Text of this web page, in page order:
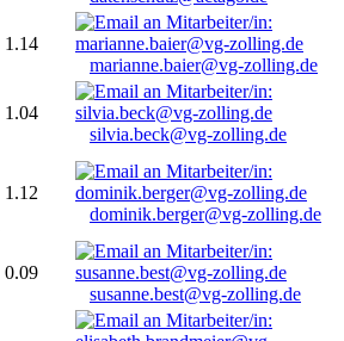
1.14
marianne.baier@vg-zolling.de
1.04
silvia.beck@vg-zolling.de
1.12
dominik.berger@vg-zolling.de
0.09
susanne.best@vg-zolling.de